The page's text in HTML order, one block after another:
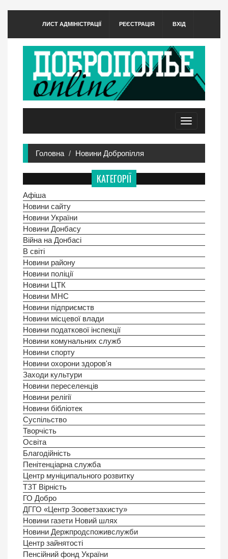
ЛИСТ АДМІНІСТРАЦІЇ РЕЄСТРАЦІЯ ВХІД
Toggle
navigation
Головна Новини Добропілля
КАТЕГОРІЇ
Афіша
Новини сайту
Новини України
Новини Донбасу
Війна на Донбасі
В світі
Новини району
Новини поліції
Новини ЦТК
Новини МНС
Новини підприємств
Новини місцевої влади
Новини податкової інспекції
Новини комунальних служб
Новини спорту
Новини охорони здоров'я
Заходи культури
Новини переселенців
Новини релігії
Новини бібліотек
Суспільство
Творчість
Освіта
Благодійність
Пенітенціарна служба
Центр муніципального розвитку
ТЗТ Вірність
ГО Добро
ДГГО «Центр Зооветзахисту»
Новини газети Новий шлях
Новини Держпродспоживслужби
Центр зайнятості
Пенсійний фонд України